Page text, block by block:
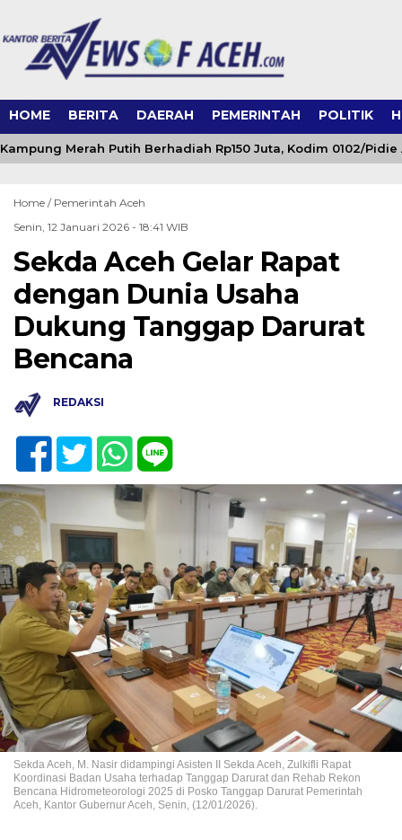
HOME BERITA DAERAH PEMERINTAH POLITIK
Merah Putih Berhadiah Rp150 Juta, Kodim 0102/Pidie
Home / Pemerintah Aceh
Senin, 12 Januari 2026 - 18:41 WIB
Sekda Aceh Gelar Rapat
dengan Dunia Usaha
Dukung Tanggap Darurat
Bencana
REDAKSI
Sekda Aceh, M. Nasir didampingi Asisten II Sekda Aceh, Zulkifli Rapat
Koordinasi Badan Usaha terhadap Tanggap Darurat dan Rehab Rekon
Bencana Hidrometeorologi 2025 di Posko Tanggap Darurat Pemerintah
Aceh, Kantor Gubernur Aceh, Senin, (12/01/2026).